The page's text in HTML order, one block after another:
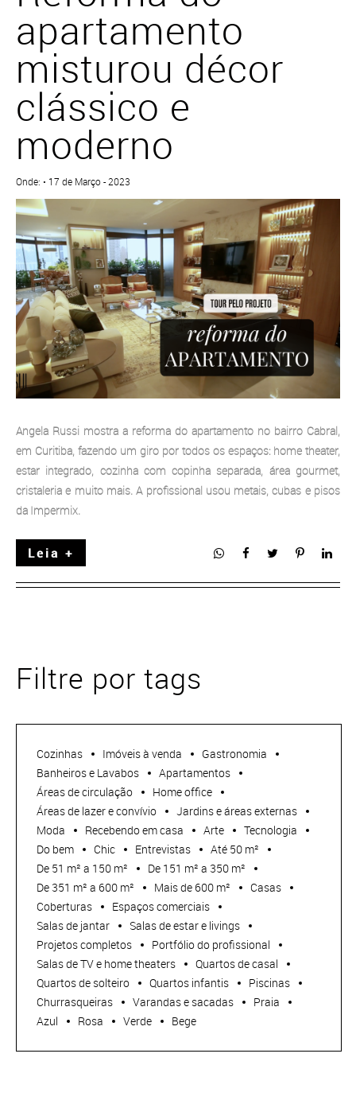
apartamento
misturou décor
clássico e
moderno
Onde: • 17 de Março - 2023
Angela Russi mostra a reforma do apartamento no bairro Cabral,
em Curitiba, fazendo um giro por todos os espaços: home theater,
estar integrado, cozinha com copinha separada, área gourmet,
cristaleria e muito mais. A profissional usou metais, cubas e pisos
da Impermix.
Leia +
Filtre por tags
Cozinhas Imóveis à venda
Gastronomia
Banheiros e Lavabos
Apartamentos
Áreas de circulação
Home office
Áreas de lazer e convívio
Jardins e áreas externas
Moda
Recebendo em casa Arte
Tecnologia
Do bem
Chic Entrevistas
Até 50 m²
De 51 m² a 150 m²
De 151 m² a 350 m²
De 351 m² a 600 m²
Mais de 600 m²
Casas
Coberturas
Espaços comerciais
Salas de jantar
Salas de estar e livings
Projetos completos
Portfólio do profissional
Salas de TV e home theaters
Quartos de casal
Quartos de solteiro
Quartos infantis
Piscinas
Churrasqueiras
Varandas e sacadas
Praia
Azul
Rosa Verde Bege